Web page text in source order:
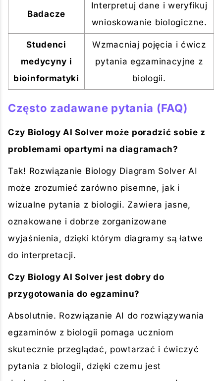
Badacze
Interpretuj dane i weryfikuj
wnioskowanie biologiczne.
Studenci
medycyny i
bioinformatyki
Wzmacniaj pojęcia i ćwicz
pytania egzaminacyjne z
biologii.
Często zadawane pytania (FAQ)
Czy Biology AI Solver może poradzić sobie z
problemami opartymi na diagramach?
Tak! Rozwiązanie Biology Diagram Solver AI
może zrozumieć zarówno pisemne, jak i
wizualne pytania z biologii. Zawiera jasne,
oznakowane i dobrze zorganizowane
wyjaśnienia, dzięki którym diagramy są łatwe
do interpretacji.
Czy Biology AI Solver jest dobry do
przygotowania do egzaminu?
Absolutnie. Rozwiązanie AI do rozwiązywania
egzaminów z biologii pomaga uczniom
skutecznie przeglądać, powtarzać i ćwiczyć
pytania z biologii, dzięki czemu jest